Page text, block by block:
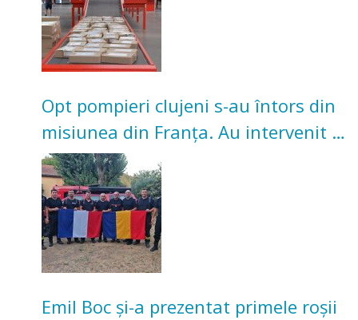
Opt pompieri clujeni s-au întors din
misiunea din Franța. Au intervenit la
incendii de vegetație și pădure
Emil Boc și-a prezentat primele roșii